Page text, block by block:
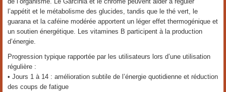
l’appétit et le métabolisme des glucides, tandis que le thé vert, le
guarana et la caféine modérée apportent un léger effet thermogénique et
un soutien énergétique. Les vitamines B participent à la production
d’énergie.
Progression typique rapportée par les utilisateurs lors d’une utilisation
régulière :
• Jours 1 à 14 : amélioration subtile de l’énergie quotidienne et réduction
des coups de fatigue